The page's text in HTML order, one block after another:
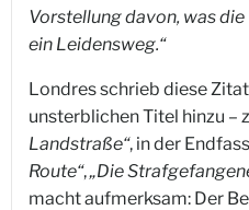
Vorstellung davon, was die
ein Leidensweg.“
Londres schrieb diese
unsterblichen Titel hinzu –
Landstraße“, in der
Route“,„Die
macht aufmerksam: Der